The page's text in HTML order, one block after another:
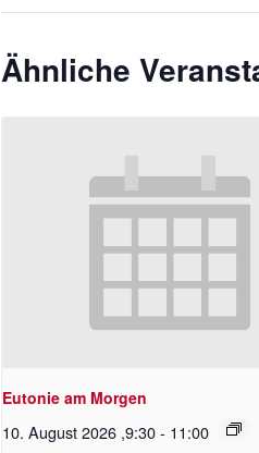
Ähnliche
Eutonie am Morgen
10. August 2026 ,9:30- 11:00